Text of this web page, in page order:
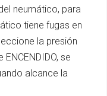
neumático, para
tiene fugas en
la presión
se
alcance la